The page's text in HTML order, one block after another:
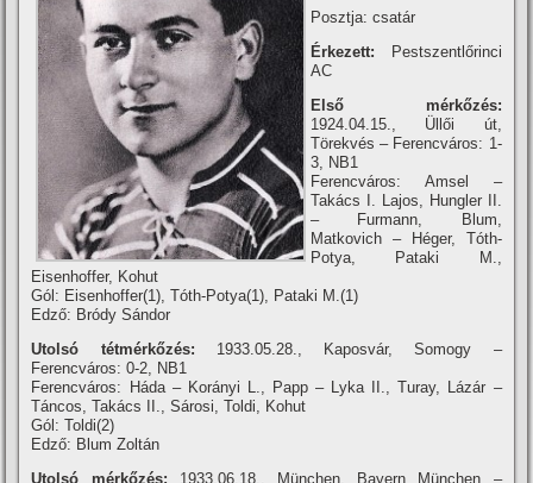
Posztja: csatár
Érkezett: Pestszentlőrinci
AC
Első mérkőzés:
1924.04.15., Üllői út,
Törekvés – Ferencváros: 1-
3, NB1
Ferencváros: Amsel –
Takács I. Lajos, Hungler II.
– Furmann, Blum,
Matkovich – Héger, Tóth-
Potya, Pataki M.,
Eisenhoffer, Kohut
Gól: Eisenhoffer(1), Tóth-Potya(1), Pataki M.(1)
Edző: Bródy Sándor
Utolsó tétmérkőzés: 1933.05.28., Kaposvár, Somogy –
Ferencváros: 0-2, NB1
Ferencváros: Háda – Korányi L., Papp – Lyka II., Turay, Lázár –
Táncos, Takács II., Sárosi, Toldi, Kohut
Gól: Toldi(2)
Edző: Blum Zoltán
Utolsó mérkőzés: 1933.06.18., München, Bayern München –